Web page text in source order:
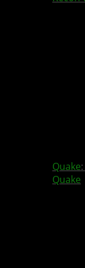
Quake:
Quake